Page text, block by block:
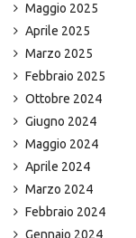
Maggio 2025
Aprile 2025
Marzo 2025
Febbraio 2025
Ottobre 2024
Giugno 2024
Maggio 2024
Aprile 2024
Marzo 2024
Febbraio 2024
Gennaio 2024